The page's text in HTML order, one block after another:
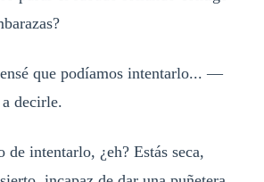
que podíamos intentarlo... —
decirle.
intentarlo, ¿eh? Estás seca,